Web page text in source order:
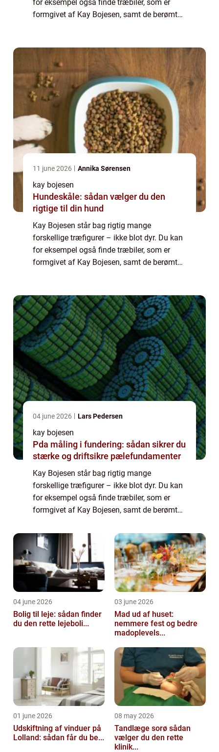
for eksempel også finde træbiler, som er
formgivet af Kay Bojesen, samt de berømte
11 june 2026 Annika Sørensen
kay bojesen
Hundeskåle: sådan vælger du den
rigtige til din hund
Kay Bojesen står bag rigtig mange
forskellige træfigurer – ikke blot dyr. Du kan
for eksempel også finde træbiler, som er
formgivet af Kay Bojesen, samt de berømte
04 june 2026 Lars Pedersen
kay bojesen
Pda måling i fundering: sådan sikrer du
stærke og driftsikre pælefundamenter
Kay Bojesen står bag rigtig mange
forskellige træfigurer – ikke blot dyr. Du kan
for eksempel også finde træbiler, som er
formgivet af Kay Bojesen, samt de berømte
dyrefigurer...
04 june 2026
Bolig til leje: sådan finder
du den rette lejeboli...
03 june 2026
Mad ud af huset:
nemmere fest og bedre
madoplevels...
01 june 2026
Udskiftning af vinduer på
Lolland: sådan får du be...
08 may 2026
Tandlæge sorø sådan
vælger du den rette
klinik...